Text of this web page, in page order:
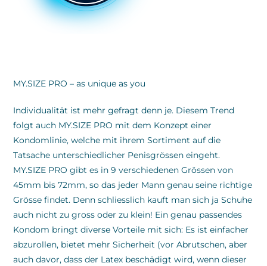
MY.SIZE PRO – as unique as you
Individualität ist mehr gefragt denn je. Diesem Trend
folgt auch MY.SIZE PRO mit dem Konzept einer
Kondomlinie, welche mit ihrem Sortiment auf die
Tatsache unterschiedlicher Penisgrössen eingeht.
MY.SIZE PRO gibt es in 9 verschiedenen Grössen von
45mm bis 72mm, so das jeder Mann genau seine richtige
Grösse findet. Denn schliesslich kauft man sich ja Schuhe
auch nicht zu gross oder zu klein! Ein genau passendes
Kondom bringt diverse Vorteile mit sich: Es ist einfacher
abzurollen, bietet mehr Sicherheit (vor Abrutschen, aber
auch davor, dass der Latex beschädigt wird, wenn dieser